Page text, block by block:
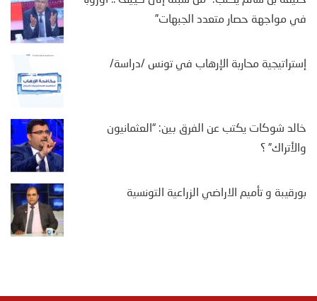
في مواجهة حصار متعدد الجبهات”
إستراتيجية محاربة الإرهاب في تونس /دراسة/
خالد شوكات يكتب عن الفرق بين: “العثمانيون
والأتراك” ؟
بورقيبة و تأميم الاراضي الزراعية التونسية